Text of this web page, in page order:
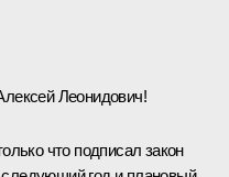
Леонидович!
что подписал закон